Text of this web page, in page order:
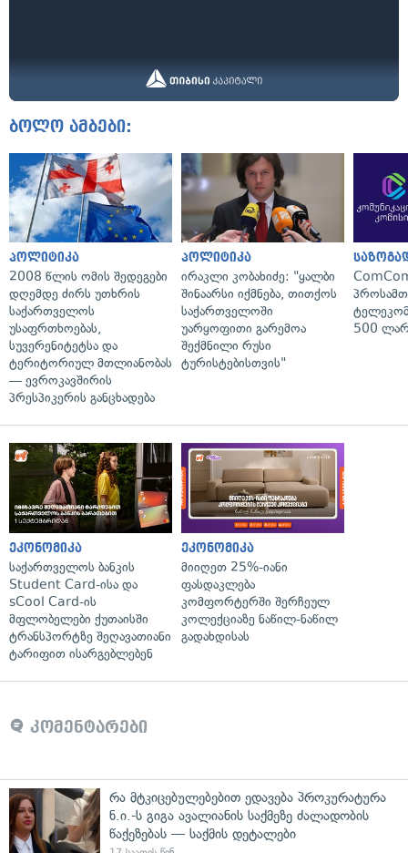
ბოლო ამბები:
პოლიტიკა
2008 წლის ომის შედეგები
დღემდე ძირს უთხრის
საქართველოს
უსაფრთხოებას,
სუვერენიტეტსა და
ტერიტორიულ მთლიანობას
— ევროკავშირის
პრესპიკერის განცხადება
პოლიტიკა
ირაკლი კობახიძე: "ყალბი
შინაარსი იქმნება, თითქოს
საქართველოში
უარყოფითი გარემოა
შექმნილი რუსი
ტურისტებისთვის"
500
ეკონომიკა
საქართველოს ბანკის
Student Card-ისა და
sCool Card-ის
მფლობელები ქუთაისში
ტრანსპორტზე შეღავათიანი
ტარიფით ისარგებლებენ
ეკონომიკა
მიიღეთ 25%-იანი
ფასდაკლება
კომფორტერში შერჩეულ
კოლექციაზე ნაწილ-ნაწილ
გადახდისას
კომენტარები
რა მტკიცებულებებით ედავება პროკურატურა
ნ.ი.-ს გიგა ავალიანის საქმეზე ძალადობის
წაქეზებას — საქმის დეტალები